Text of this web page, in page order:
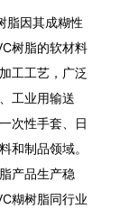
脂因其成糊性
树脂的软材料
等加工工艺，广泛
、工业用输送
一次性手套、日
制品领域。
产品生产稳
PVC糊树脂同行业